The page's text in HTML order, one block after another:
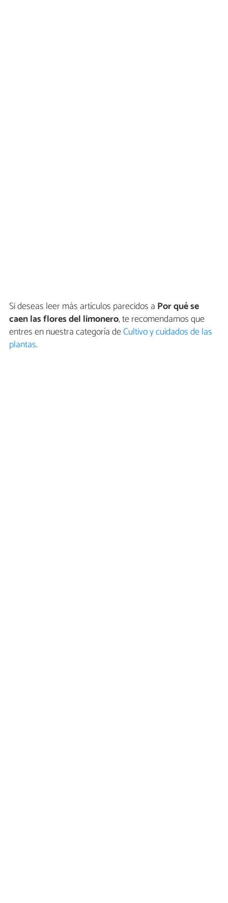
Si deseas leer más artículos parecidos a Por qué se
caen las flores del limonero, te recomendamos que
entres en nuestra categoría deCultivo y cuidados de las
plantas.